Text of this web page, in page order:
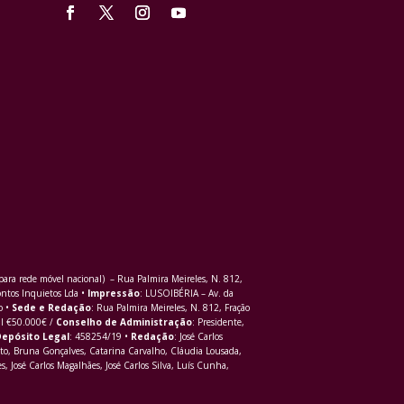
rede móvel nacional) – Rua Palmira Meireles, N. 812,
Inquietos Lda • Impressão: LUSOIBÉRIA – Av. da
• Sede e Redação: Rua Palmira Meireles, N. 812, Fração
€50.000€ / Conselho de Administração: Presidente,
Legal: 458254/19 • Redação: José Carlos
Bruna Gonçalves, Catarina Carvalho, Cláudia Lousada,
Carlos Magalhães, José Carlos Silva, Luís Cunha,